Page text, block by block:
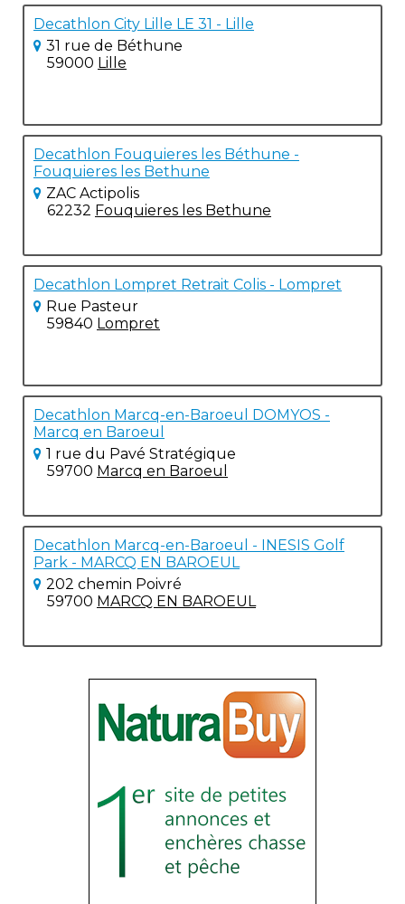
Decathlon City Lille LE 31 - Lille
31 rue de Béthune
59000 Lille
Decathlon Fouquieres les Béthune -
Fouquieres les Bethune
ZAC Actipolis
62232 Fouquieres les Bethune
Decathlon Lompret Retrait Colis - Lompret
Rue Pasteur
59840 Lompret
Decathlon Marcq-en-Baroeul DOMYOS -
Marcq en Baroeul
1 rue du Pavé Stratégique
59700 Marcq en Baroeul
Decathlon Marcq-en-Baroeul - INESIS Golf
Park - MARCQ EN BAROEUL
202 chemin Poivré
59700 MARCQ EN BAROEUL